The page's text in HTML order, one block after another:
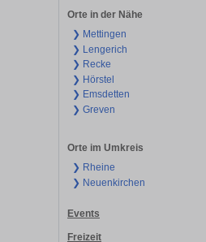
Orte in der Nähe
❯ Mettingen
❯ Lengerich
❯ Recke
❯ Hörstel
❯ Emsdetten
❯ Greven
Orte im Umkreis
❯ Rheine
❯ Neuenkirchen
Events
Freizeit